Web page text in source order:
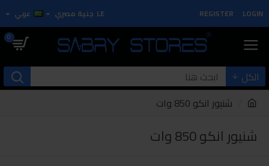
LOGIN
REGISTER
LE جنية مصري عربي
0
الكل
شنيور انكو 850 وات
شنيور انكو 850 وات